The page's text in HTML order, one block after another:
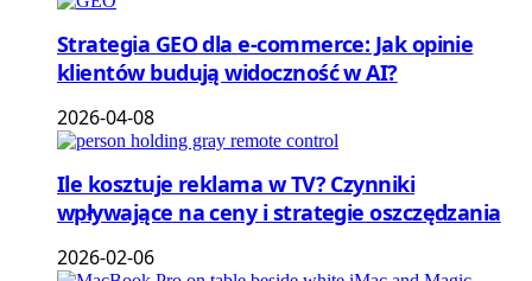
Strategia GEO dla e-commerce: Jak opinie
klientów budują widoczność w AI?
2026-04-08
Ile kosztuje reklama w TV? Czynniki
wpływające na ceny i strategie oszczędzania
2026-02-06